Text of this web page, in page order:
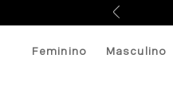
Feminino Masculino